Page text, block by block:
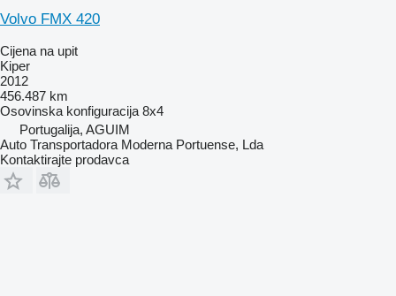
Volvo FMX 420
Cijena na upit
Kiper
2012
456.487 km
Osovinska konfiguracija 8x4
Portugalija, AGUIM
Auto Transportadora Moderna Portuense, Lda
Kontaktirajte prodavca